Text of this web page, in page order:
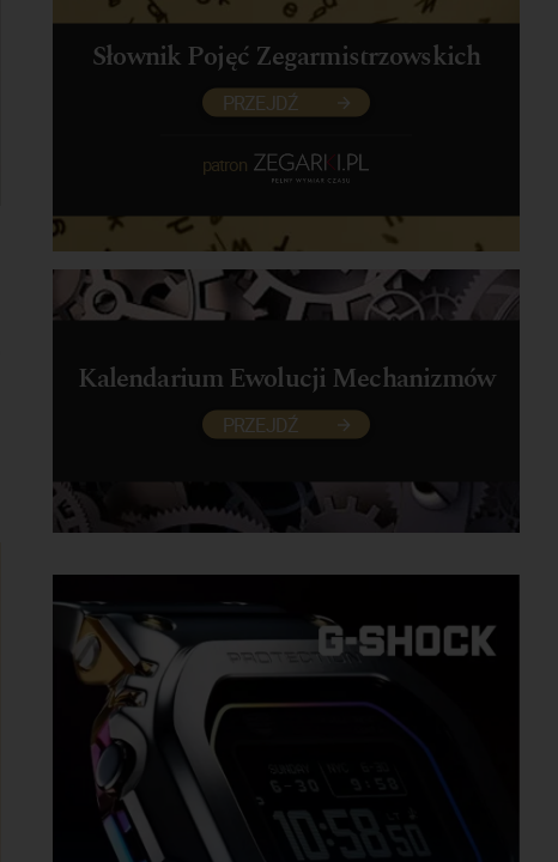
Słownik Pojęć Zegarmistrzowskich
PRZEJDŹ
patron
Kalendarium Ewolucji Mechanizmów
PRZEJDŹ